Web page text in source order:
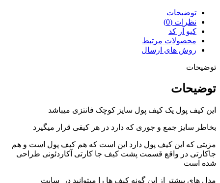
توضیحات
نظرات (0)
کیو آر کد
محصولات مرتبط
روش های ارسال
توضیحات
توضیحات
این کیف پول یک کیف پول سایز کوچک فانتزی میباشد
بخاطر سایز جمع و جوری که دارد در هر کیفی قرار میگیرد
مزیتی که این کیف پول دارد این است که هم کیف پول است و هم
جاکارتی در واقع قسمت پشت کیف جا کارتی آکاردئونی طراحی
شده است
مدل های بیشتر از این گونه کیف ها را میتوانید در سایت